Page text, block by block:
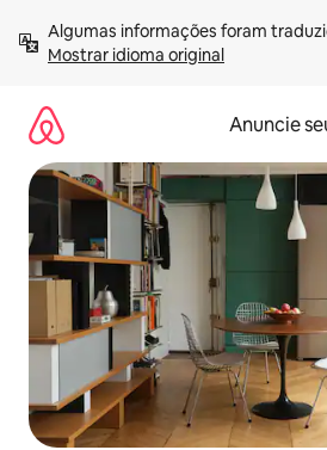
para
Mostrar idioma original
Anuncie